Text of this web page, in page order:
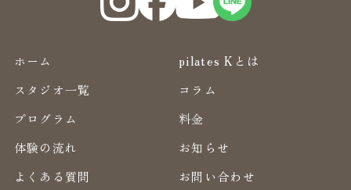
ホーム
pilates Kとは
スタジオ一覧
コラム
プログラム
料金
体験の流れ
お知らせ
よくある質問
お問い合わせ